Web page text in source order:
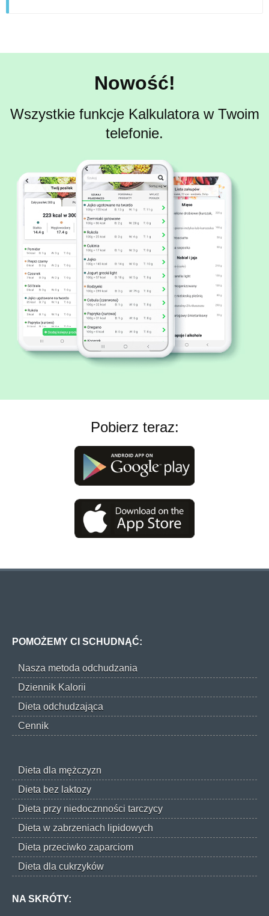
Nowość!
Wszystkie funkcje Kalkulatora w Twoim
telefonie.
Pobierz teraz:
POMOŻEMY CI SCHUDNĄĆ:
Nasza metoda odchudzania
Dziennik Kalorii
Dieta odchudzająca
Cennik
Dieta dla mężczyzn
Dieta bez laktozy
Dieta przy niedocznności tarczycy
Dieta w zabrzeniach lipidowych
Dieta przeciwko zaparciom
Dieta dla cukrzyków
NA SKRÓTY: